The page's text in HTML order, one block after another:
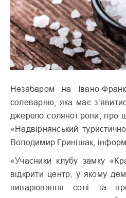
Незабаром на Івано-
солеварню, яка має
джерело соляної ропи, про
«Надвірнянський
Володимир Гринішак,
«Учасники клубу замку
відкрити центр, у якому
виварювання солі та